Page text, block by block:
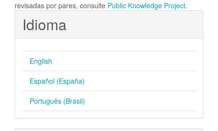
revisadas por pares, consulte Public Knowledge Project.
Idioma
English
Español (España)
Português (Brasil)